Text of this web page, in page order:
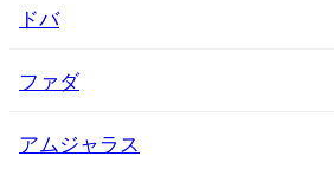
ドバ
ファダ
アムジャラス